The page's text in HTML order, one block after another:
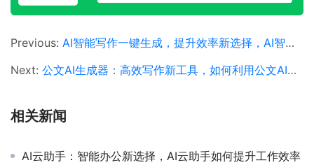
Previous: AI智能写作一键生成，提升效率新选择，AI智能写作工具如何提升文章创作效率
Next: 公文AI生成器：高效写作新工具，如何利用公文AI生成器提升办公效率
相关新闻
AI云助手：智能办公新选择，AI云助手如何提升工作效率